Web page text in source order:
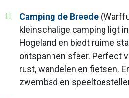
Camping de Breede
kleinschalige camping ligt
Hogeland en biedt ruime
ontspannen sfeer. Perfect
rust, wandelen en fietsen.
zwembad en